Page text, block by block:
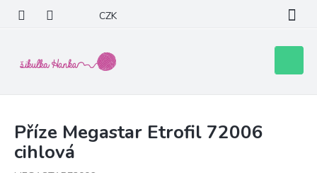
obsah
CZK
košík
Příze Megastar Etrofil 72006
cihlová